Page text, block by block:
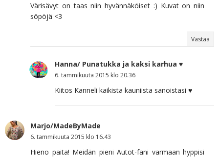
Värisävyt on taas niin hyvännäköiset :) Kuvat on niin
söpöjä <3
Vastaa
Hanna/ Punatukka ja kaksi karhua ♥
6. tammikuuta 2015 klo 20.36
Kiitos Kanneli kaikista kauniista sanoistasi ♥
Marjo/MadeByMade
6. tammikuuta 2015 klo 16.43
Hieno paita! Meidän pieni Autot-fani varmaan hyppisi